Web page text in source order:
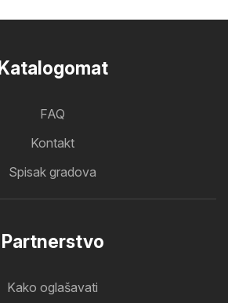
Katalogomat
FAQ
Kontakt
Spisak gradova
Partnerstvo
Kako oglašavati